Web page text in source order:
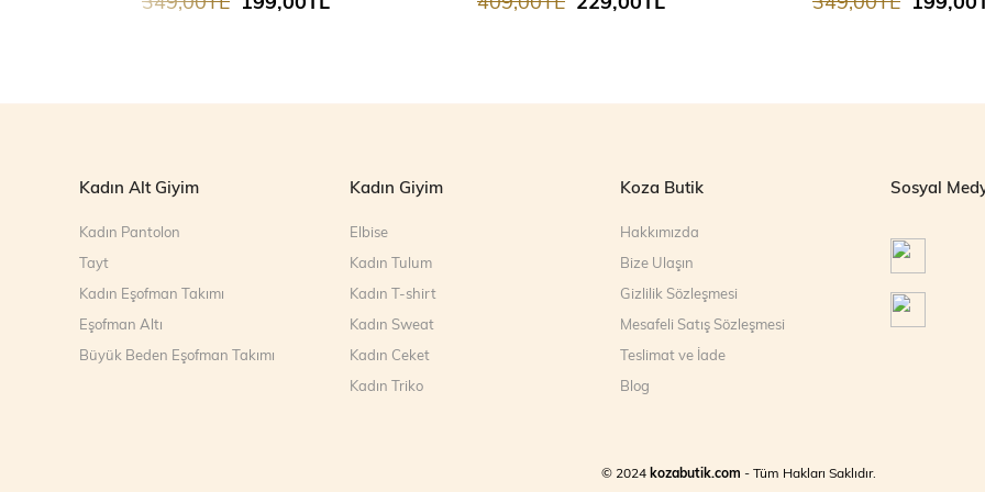
Kadın Alt Giyim
Kadın Pantolon
Tayt
Kadın Eşofman Takımı
Eşofman Altı
Büyük Beden Eşofman Takımı
Kadın Giyim
Elbise
Kadın Tulum
Kadın T-shirt
Kadın Sweat
Kadın Ceket
Kadın Triko
Koza Butik
Hakkımızda
Bize Ulaşın
Gizlilik Sözleşmesi
Mesafeli Satış Sözleşmesi
Teslimat ve İade
Blog
Sosyal
© 2024kozabutik.com - Tüm Hakları Saklıdır.